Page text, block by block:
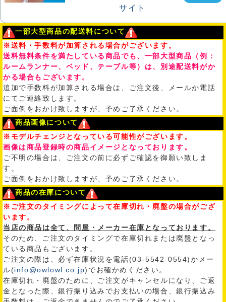
一部大型商品の配送料について
※送料・手数料が加算される場合がございます。
送料無料条件を満たしている商品でも、一部大型商品（例：
ルームランナー、ベッド、テーブル等）は、別途配送料がか
かる場合もございます。
追加で手数料が加算される場合は、ご注文後、メールか電話
にてご連絡致します。
ご面倒をおかけ致しますが、予めご了承ください。
商品画像について
※モデルチェンジとなっている可能性がございます。
画像は商品登録時の商品イメージとなっております。
ご不明の場合は、ご注文の前に必ずご確認を御願い致しま
す。
ご面倒をおかけ致しますが、予めご了承ください。
商品の在庫について
※ご注文のタイミングによって在庫切れ・廃盤の場合がござ
います。
当店の商品は全て、問屋・メーカー在庫となっております。
そのため、ご注文のタイミングで在庫切れまたは廃盤となっ
ている商品もございます。
ご注文の際は、必ず在庫状況を電話(03-5542-0554)かメー
ル(info@owlowl.co.jp)でお確かめください。
在庫切れ・廃盤のために、ご注文がキャンセルになり、ご返
金となった際、銀行振り込みでお支払いの場合、銀行振込み